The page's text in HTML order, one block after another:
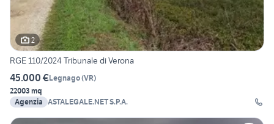
2
RGE 110/2024 Tribunale di Verona
45.000 €Legnago(VR)
22003 mq
Agenzia ASTALEGALE.NET S.P.A.